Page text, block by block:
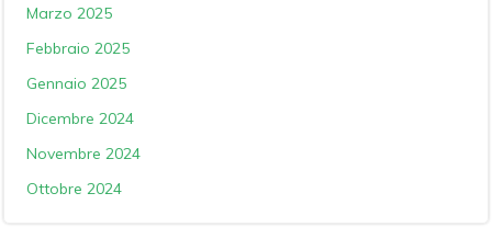
Marzo 2025
Febbraio 2025
Gennaio 2025
Dicembre 2024
Novembre 2024
Ottobre 2024